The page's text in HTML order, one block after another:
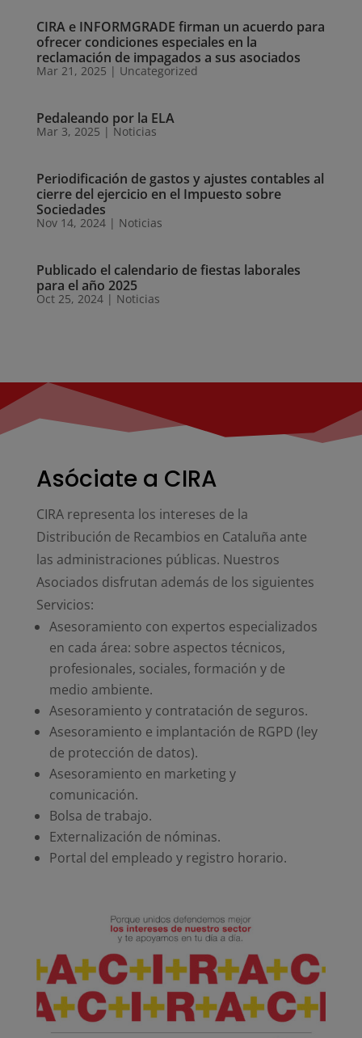
CIRA e INFORMGRADE firman un acuerdo para
ofrecer condiciones especiales en la
reclamación de impagados a sus asociados
Mar 21, 2025 | Uncategorized
Pedaleando por la ELA
Mar 3, 2025 | Noticias
Periodificación de gastos y ajustes contables al
cierre del ejercicio en el Impuesto sobre
Sociedades
Nov 14, 2024| Noticias
Publicado el calendario de fiestas laborales
para el año 2025
Oct 25, 2024| Noticias
Asóciate a CIRA
CIRA representa los intereses de la
Distribución de Recambios en Cataluña ante
las administraciones públicas. Nuestros
Asociados disfrutan además de los siguientes
Servicios:
Asesoramiento con expertos especializados
en cada área: sobre aspectos técnicos,
profesionales, sociales, formación y de
medio ambiente.
Asesoramiento y contratación de seguros.
Asesoramiento e implantación de RGPD (ley
de protección de datos).
Asesoramiento en marketing y
comunicación.
Bolsa de trabajo.
Externalización de nóminas.
Portal del empleado y registro horario.